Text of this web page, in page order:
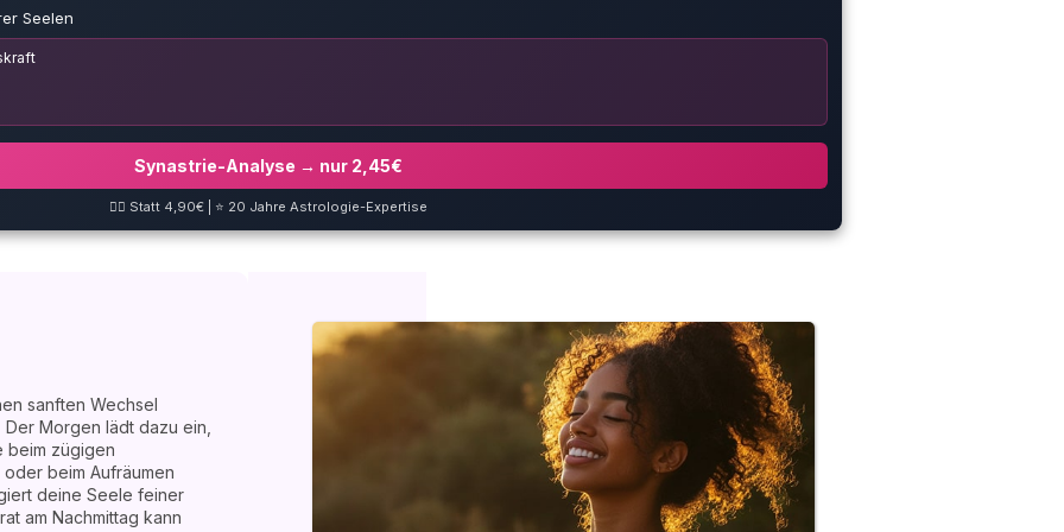
Seelen
Synastrie-Analyse → nur 2,45€
❤️‍🔥 Statt 4,90€ | ⭐ 20 Jahre Astrologie-Expertise
sanften Wechsel
Morgen lädt dazu ein,
beim zügigen
beim Aufräumen
deine Seele feiner
am Nachmittag kann